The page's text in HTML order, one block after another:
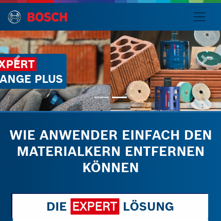
Sprache
EXPERT
Plus:
-
EINFACHES
ENTFERNEN VON MATERIAL
WIE ANWENDER EINFACH DEN
MATERIALKERN ENTFERNEN
KÖNNEN
DIE EXPERT LÖSUNG